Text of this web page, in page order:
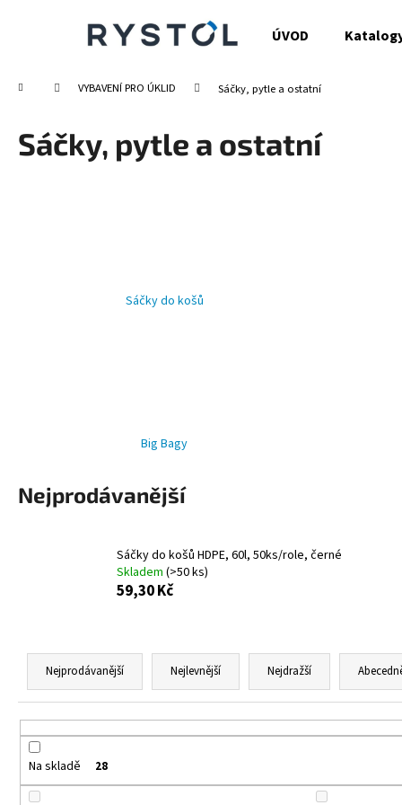
ÚVOD
Domů VYBAVENÍ PRO ÚKLID Sáčky, pytle a ostatní
Sáčky, pytle a ostatní
Sáčky do košů
Big Bagy
Nejprodávanější
Sáčky do košů HDPE, 60l, 50ks/role, černé
Skladem (>50 ks)
59,30 Kč
Ř
z
e
n
p
Nejprodávanější Nejlevnější Nejdražší
Na skladě 28
Zpět
Zpět